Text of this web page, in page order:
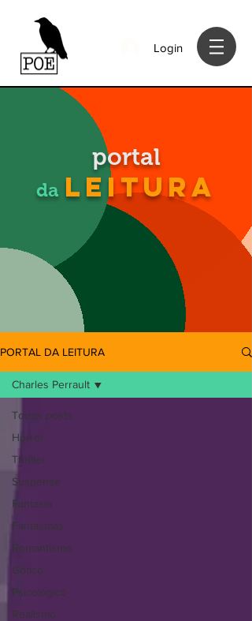
Login
portal
da LEITURA
PORTAL DA LEITURA
Todos posts
Horror
Thriller
Suspense
Fantasia
Fantasmas
Romantismo
Gótico
Psicológico
Realismo
Charles Perrault